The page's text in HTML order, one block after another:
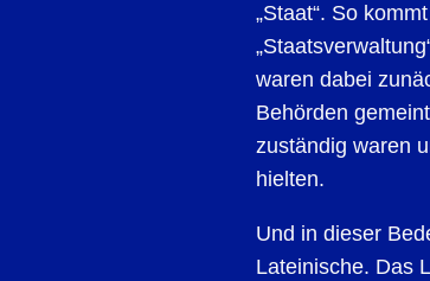
„Staat“. So
waren dabei
Behörden
zuständig waren
hielten.
Und in dieser
Lateinische. Das